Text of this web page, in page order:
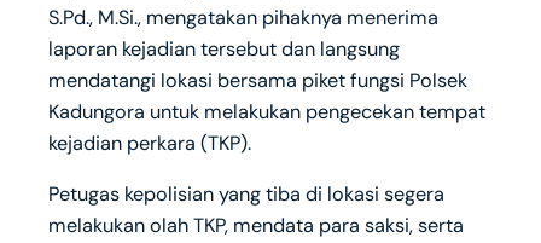
S.Pd., M.Si., mengatakan pihaknya menerima
laporan kejadian tersebut dan langsung
mendatangi lokasi bersama piket fungsi Polsek
Kadungora untuk melakukan pengecekan tempat
kejadian perkara (TKP).
Petugas kepolisian yang tiba di lokasi segera
melakukan olah TKP, mendata para saksi, serta